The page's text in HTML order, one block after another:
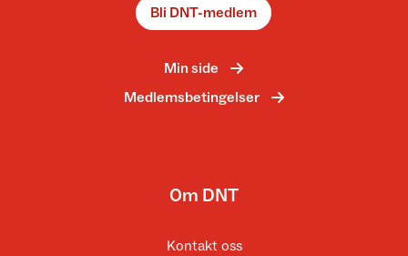
Bli DNT-medlem
Min side
Medlemsbetingelser
Om DNT
Kontakt oss